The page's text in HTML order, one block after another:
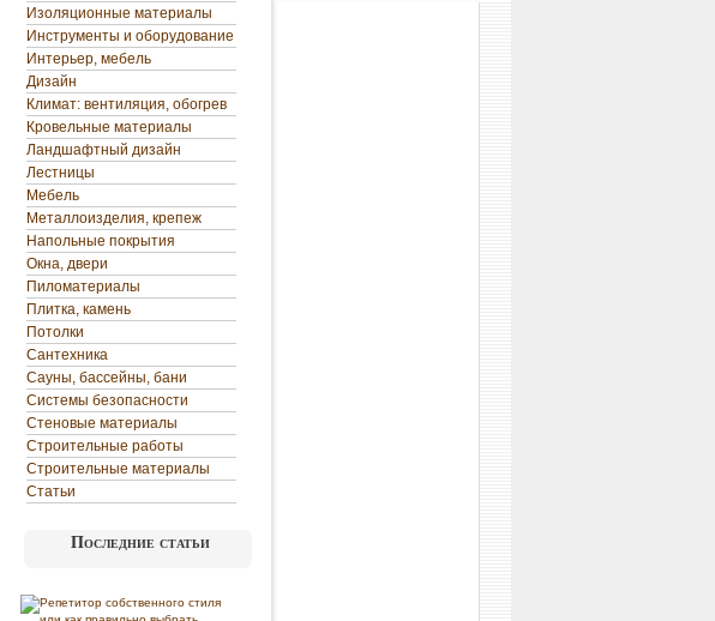
Изоляционные материалы
Инструменты и оборудование
Интерьер, мебель
Дизайн
Климат: вентиляция, обогрев
Кровельные материалы
Ландшафтный дизайн
Лестницы
Мебель
Металлоизделия, крепеж
Напольные покрытия
Окна, двери
Пиломатериалы
Плитка, камень
Потолки
Сантехника
Сауны, бассейны, бани
Системы безопасности
Стеновые материалы
Строительные работы
Строительные материалы
Статьи
Последние статьи